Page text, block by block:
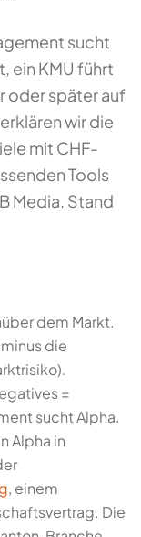
sucht
ein KMU führt
oder später auf
wir die
mit CHF-
Tools
Media. Stand
dem Markt.
die
=
sucht Alpha.
Alpha in
, einem
Die